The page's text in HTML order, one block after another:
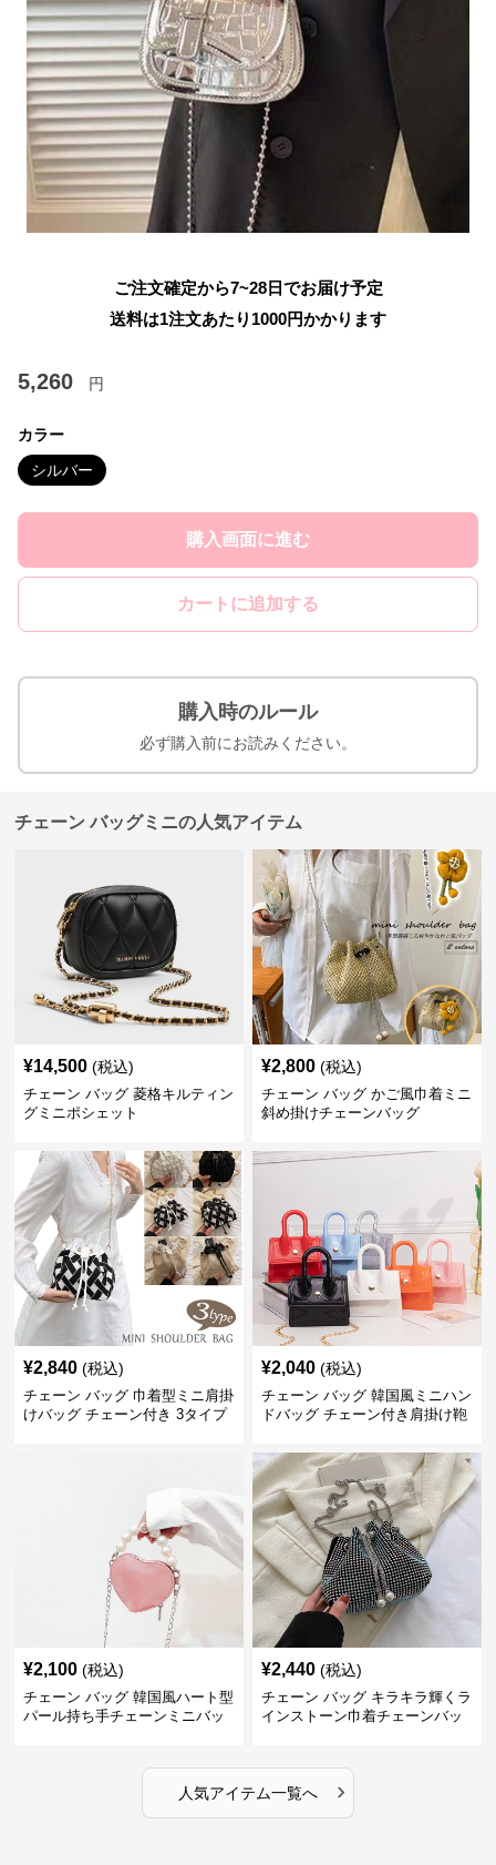
ご注文確定から7~28日でお届け予定
送料は1注文あたり 1000円かかります
5,260 円
カラー
シルバー
購入画面に進む
カートに追加する
購入時のルール
必ず購入前にお読みください。
チェーン バッグミニの人気アイテム
¥14,500 (税込)
チェーン バッグ 菱格キルティン
グミニポシェット
¥2,800 (税込)
チェーン バッグ かご風巾着ミニ
斜め掛けチェーンバッグ
¥2,840 (税込)
チェーン バッグ 巾着型ミニ肩掛
けバッグ チェーン付き 3タイプ
¥2,040 (税込)
チェーン バッグ 韓国風ミニハン
ドバッグ チェーン付き肩掛け鞄
¥2,100 (税込)
チェーン バッグ 韓国風ハート型
パール持ち手チェーンミニバッ
¥2,440 (税込)
チェーン バッグ キラキラ輝くラ
インストーン巾着チェーンバッ
人気アイテム一覧へ ›